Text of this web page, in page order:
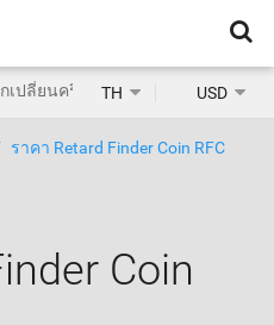
เปลี่ยนคริปโต:1,468
TH USD
ราคา Retard Finder Coin RFC
Coin